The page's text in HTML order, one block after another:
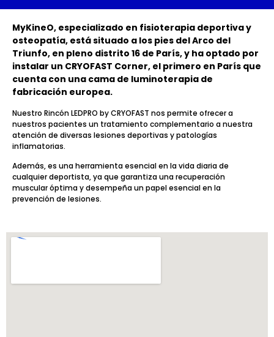
MyKineO, especializado en fisioterapia deportiva y
osteopatía, está situado a los pies del Arco del
Triunfo, en pleno distrito 16 de París, y ha optado por
instalar un CRYOFAST Corner, el primero en París que
cuenta con una cama de luminoterapia de
fabricación europea.
Nuestro Rincón LEDPRO by CRYOFAST nos permite ofrecer a
nuestros pacientes un tratamiento complementario a nuestra
atención de diversas lesiones deportivas y patologías
inflamatorias.
Además, es una herramienta esencial en la vida diaria de
cualquier deportista, ya que garantiza una recuperación
muscular óptima y desempeña un papel esencial en la
prevención de lesiones.